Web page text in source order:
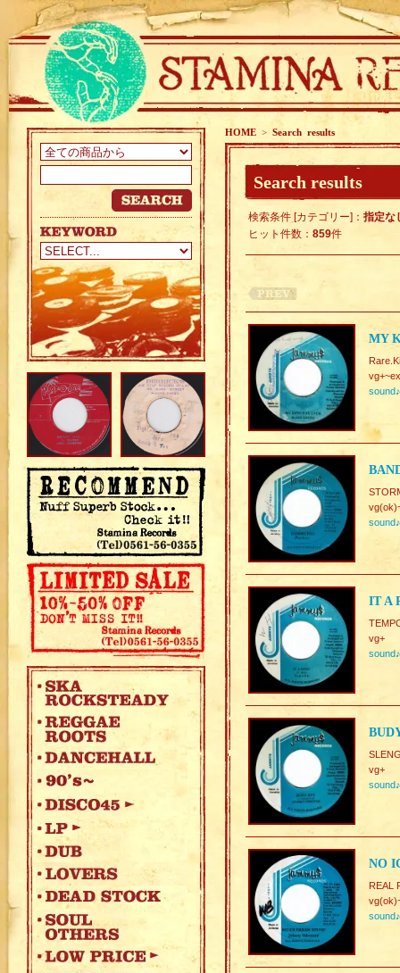
HOME > Search results
Search results
検索条件 [カテゴリー]： 指定な
ヒット件数： 859件
MY
sound♪
sound♪
IT A
vg+
sound♪
vg+
sound♪
NO
REAL
sound♪